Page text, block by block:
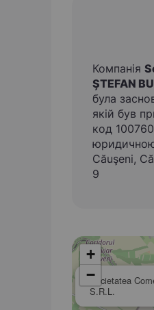
Компанія
ŞTEFAN
була
якій був
код
Căuşeni,
9
Societatea
S.R.L.
+
−